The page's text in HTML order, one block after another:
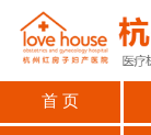
首 页